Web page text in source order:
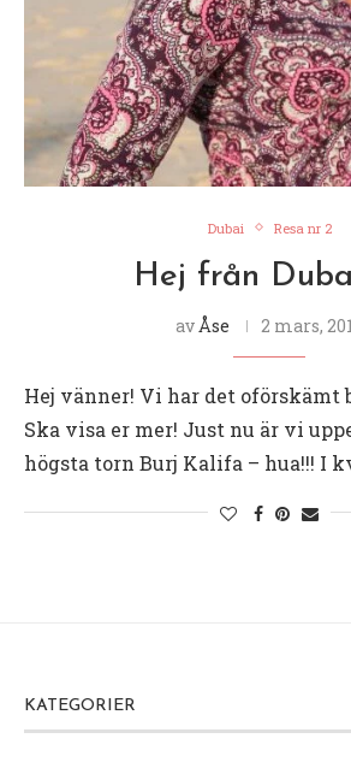
Dubai Resa nr 2
Hej från
av Åse 2 mars,
Hej vänner! Vi har det oförskämt
Ska visa er mer! Just nu är vi
högsta torn Burj Kalifa – hua!!! I
KATEGORIER